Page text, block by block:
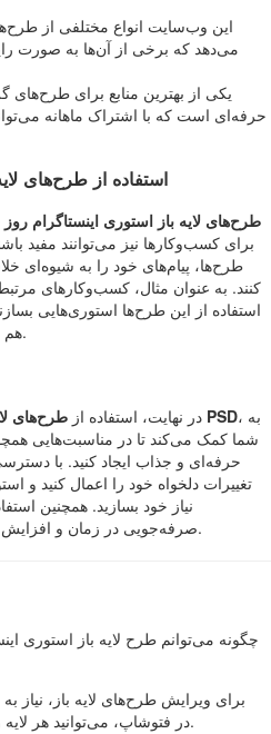
می‌دهد که برخی از آن‌ها به صورت
حرفه‌ای است که با اشتراک ماهانه
استفاده از طرح‌های
طرح‌های لایه باز استوری اینستاگرام
برای کسب‌وکارها نیز می‌توانند مفید
طرح‌ها، پیام‌های خود را به شیوه‌ای
کنند. به عنوان مثال، کسب‌وکارهای
استفاده از این طرح‌ها استوری‌هایی
هم نشان‌دهنده قدردانی از معلمان باشد.
در نهایت، استفاده از طرح‌های لایه باز استوری اینستاگرام به صورت PSD، به
شما کمک می‌کند تا در مناسبت‌هایی
حرفه‌ای و جذاب ایجاد کنید. با
تغییرات دلخواه خود را اعمال کنید و
نیاز خود بسازید. همچنین
صرفه‌جویی در زمان و افزایش کیفیت محتوای اینستاگرام کمک کند.
چگونه می‌توانم طرح لایه باز استوری
برای ویرایش طرح‌های لایه باز، نیاز
فایل PSD در فتوشاپ، می‌توانید هر لایه را به دلخواه ویرایش کنید.